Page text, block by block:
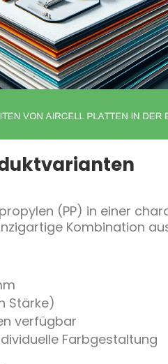
(PP) in einer
Kombination
Stärke)
verfügbar
Farbgestaltung